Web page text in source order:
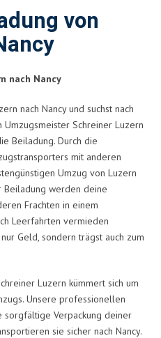
von
nach Nancy
nach Nancy und suchst nach
Schreiner Luzern
Beiladung. Durch die
mit anderen
Umzug von Luzern
Beiladung werden deine
Frachten in einem
Leerfahrten vermieden
Geld, sondern trägst auch zum
Luzern kümmert sich um
Unsere professionellen
sorgfältige Verpackung deiner
sie sicher nach Nancy.